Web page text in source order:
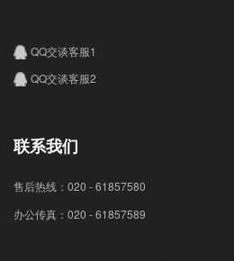
QQ交谈客服1
QQ交谈客服2
联系我们
售后热线：020 - 61857580
办公传真：020 - 61857589